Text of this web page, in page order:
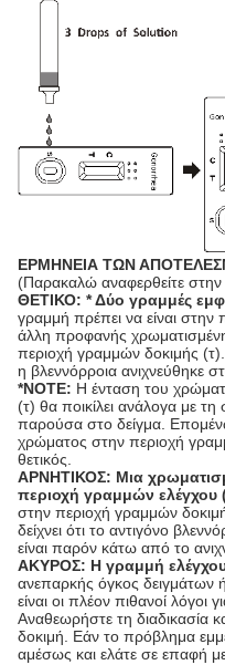
ΕΡΜΗΝΕΙΑ ΤΩΝ
(Παρακαλώ αναφερθείτε
ΘΕΤΙΚΟ: * Δύο γραμμές
γραμμή πρέπει να είναι στην
άλλη προφανής
περιοχή γραμμών δοκιμής (τ).
η βλεννόρροια ανιχνεύθηκε
*NOTE: Η ένταση του
(τ) θα ποικίλει ανάλογα με
παρούσα στο δείγμα.
χρώματος στην περιοχή
θετικός.
ΑΡΝΗΤΙΚΟΣ: Μια
περιοχή γραμμών ελέγχου
στην περιοχή γραμμών
δείχνει ότι το αντιγόνο
είναι παρόν κάτω από το
ΑΚΥΡΟΣ: Η γραμμή ελέγχου
ανεπαρκής όγκος δειγμάτων ή
είναι οι πλέον πιθανοί λόγοι
Αναθεωρήστε τη διαδικασία
δοκιμή. Εάν το πρόβλημα
αμέσως και ελάτε σε επαφή